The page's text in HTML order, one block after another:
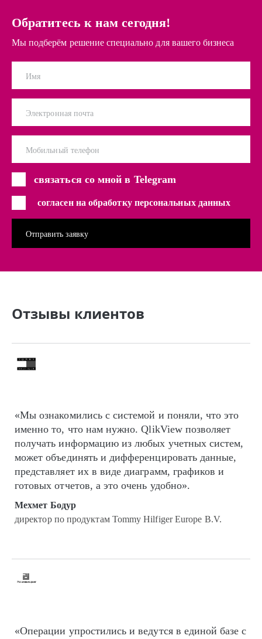
Обратитесь к нам сегодня!
Мы подберём решение специально для вашего бизнеса
Имя
Электронная почта
Мобильный телефон
связаться со мной в Telegram
согласен на обработку персональных данных
Отзывы клиентов
«Мы ознакомились с системой и поняли, что это
именно то, что нам нужно. QlikView позволяет
получать информацию из любых учетных систем,
может объединять и дифференцировать данные,
представляет их в виде диаграмм, графиков и
готовых отчетов, а это очень удобно».
Мехмет Бодур
директор по продуктам Tommy Hilfiger Europe B.V.
«Операции упростились и ведутся в единой базе с